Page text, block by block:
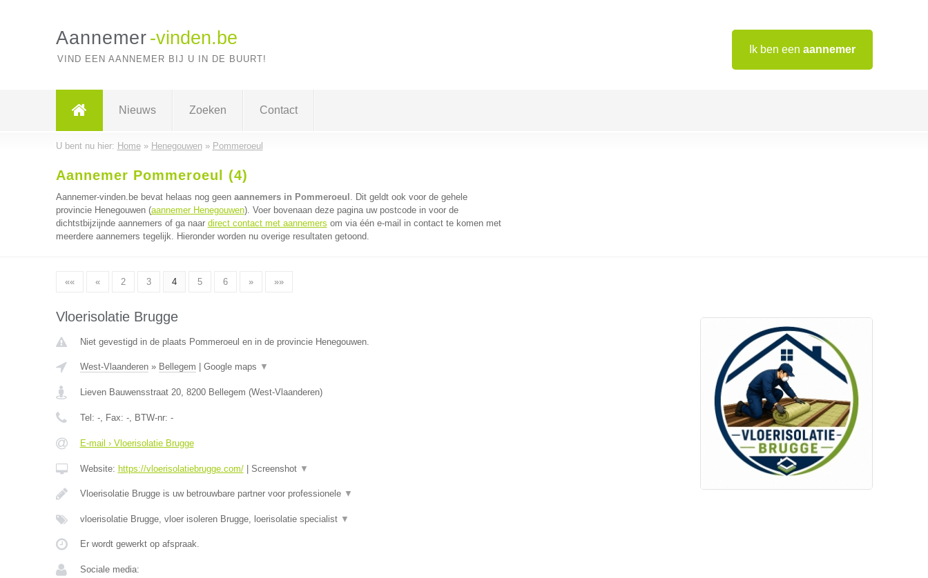
Ik ben een aannemer
Aannemer -vinden.be
VIND EEN AANNEMER BIJ U IN DE BUURT!
Nieuws Zoeken Contact
U bent nu hier: Home» Henegouwen» Pommeroeul
Aannemer Pommeroeul (4)
Aannemer-vinden.be bevat helaas nog geen aannemers in Pommeroeul . Dit geldt ook voor de gehele
provincie Henegouwen (aannemer Henegouwen). Voer bovenaan deze pagina uw postcode in voor de
dichtstbijzijnde aannemers of ga naar direct contact met aannemers om via één e-mail in contact te komen met
meerdere aannemers tegelijk. Hieronder worden nu overige resultaten getoond.
«« « 2 3 4 5 6 » »»
Vloerisolatie Brugge
Niet gevestigd in de plaats Pommeroeul en in de provincie Henegouwen.
West-Vlaanderen» Bellegem Google maps ▼
Lieven Bauwensstraat 20, 8200 Bellegem (West-Vlaanderen)
Tel: -, Fax: -, BTW-nr: -
E-mail › Vloerisolatie Brugge
Website: https://vloerisolatiebrugge.com/| Screenshot ▼
Vloerisolatie Brugge is uw betrouwbare partner voor professionele ▼
vloerisolatie Brugge, vloer isoleren Brugge, loerisolatie specialist ▼
Er wordt gewerkt op afspraak.
Sociale media: